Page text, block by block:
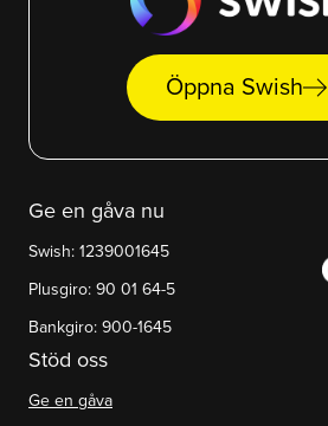
Öppna Swisharrow_right_alt
Ge en gåva nu
Swish: 1239001645
Plusgiro: 90 01 64-5
Bankgiro: 900-1645
Stöd oss
Ge en gåva